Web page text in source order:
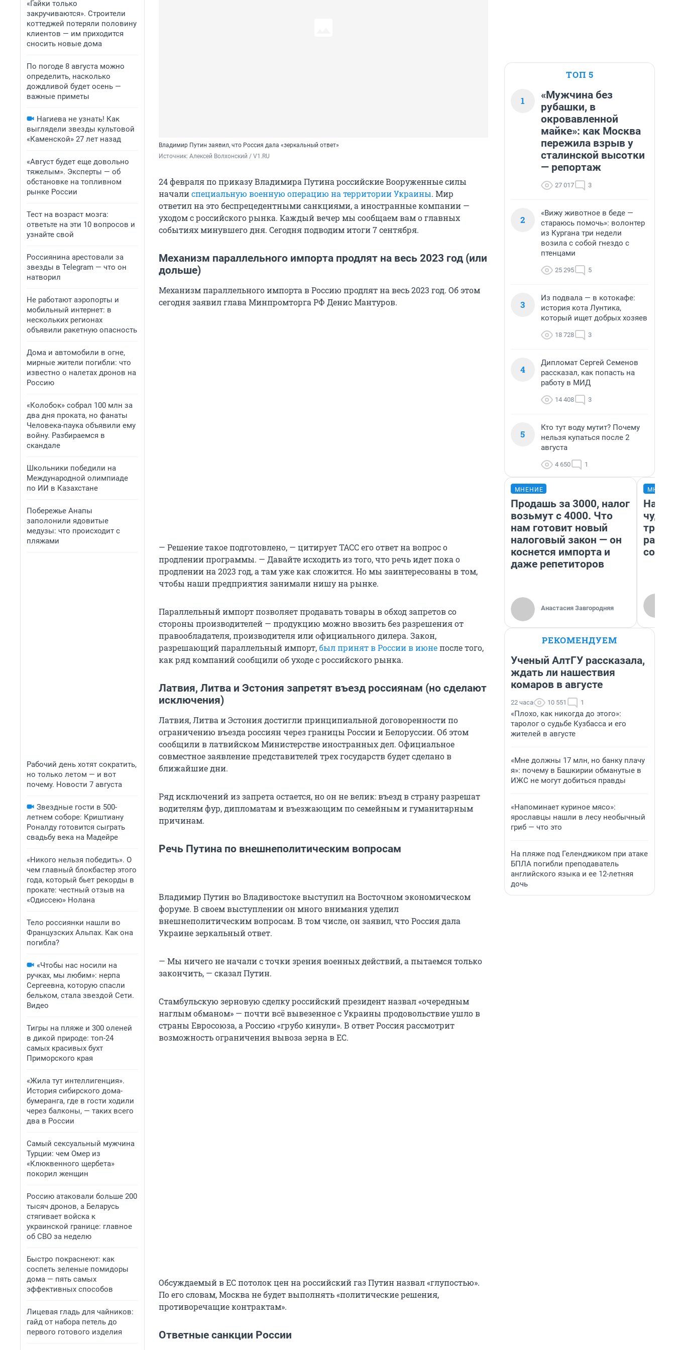
«Гайки только
закручиваются». Строители
коттеджей потеряли половину
клиентов — им приходится
сносить новые дома
По погоде 8 августа можно
определить, насколько
дождливой будет осень —
важные приметы
Нагиева не узнать! Как
выглядели звезды культовой
«Каменской» 27 лет назад
«Август будет еще довольно
тяжелым». Эксперты — об
обстановке на топливном
рынке России
Тест на возраст мозга:
ответьте на эти 10 вопросов и
узнайте свой
Россиянина арестовали за
звезды в Telegram — что он
натворил
Не работают аэропорты и
мобильный интернет: в
нескольких регионах
объявили ракетную опасность
Дома и автомобили в огне,
мирные жители погибли: что
известно о налетах дронов на
Россию
«Колобок» собрал 100 млн за
два дня проката, но фанаты
Человека-паука объявили ему
войну. Разбираемся в
скандале
Школьники победили на
Международной олимпиаде
по ИИ в Казахстане
Побережье Анапы
заполонили ядовитые
медузы: что происходит с
пляжами
Рабочий день хотят сократить,
но только летом — и вот
почему. Новости 7 августа
Звездные гости в 500-
летнем соборе: Криштиану
Роналду готовится сыграть
свадьбу века на Мадейре
«Никого нельзя победить». О
чем главный блокбастер этого
года, который бьет рекорды в
прокате: честный отзыв на
«Одиссею» Нолана
Тело россиянки нашли во
Французских Альпах. Как она
погибла?
«Чтобы нас носили на
ручках, мы любим»: нерпа
Сергеевна, которую спасли
бельком, стала звездой Сети.
Видео
Тигры на пляже и 300 оленей
в дикой природе: топ-24
самых красивых бухт
Приморского края
«Жила тут интеллигенция».
История сибирского дома-
бумеранга, где в гости ходили
через балконы, — таких всего
два в России
Самый сексуальный мужчина
Турции: чем Омер из
«Клюквенного щербета»
покорил женщин
Россию атаковали больше 200
тысяч дронов, а Беларусь
стягивает войска к
украинской границе: главное
об СВО за неделю
Быстро покраснеют: как
соспеть зеленые помидоры
дома — пять самых
эффективных способов
Лицевая гладь для чайников:
гайд от набора петель до
первого готового изделия
Владимир Путин заявил, что Россия дала «зеркальный ответ»
Источник: Алексей Волхонский / V1.RU
24 февраля по приказу Владимира Путина российские Вооруженные силы
началиспециальную военную операцию на территории Украины. Мир
ответил на это беспрецедентными санкциями, а иностранные компании —
уходом с российского рынка. Каждый вечер мы сообщаем вам о главных
событиях минувшего дня. Сегодня подводим итоги 7 сентября.
Механизм параллельного импорта продлят на весь 2023 год (или
дольше)
Механизм параллельного импорта в Россию продлят на весь 2023 год. Об этом
сегодня заявил глава Минпромторга РФ Денис Мантуров.
— Решение такое подготовлено, — цитирует ТАСС его ответ на вопрос о
продлении программы. — Давайте исходить из того, что речь идет пока о
продлении на 2023 год, а там уже как сложится. Но мы заинтересованы в том,
чтобы наши предприятия занимали нишу на рынке.
Параллельный импорт позволяет продавать товары в обход запретов со
стороны производителей — продукцию можно ввозить без разрешения от
правообладателя, производителя или официального дилера. Закон,
разрешающий параллельный импорт,был принят в России в июнепосле того,
как ряд компаний сообщили об уходе с российского рынка.
Латвия, Литва и Эстония запретят въезд россиянам (но сделают
исключения)
Латвия, Литва и Эстония достигли принципиальной договоренности по
ограничению въезда россиян через границы России и Белоруссии. Об этом
сообщили в латвийском Министерстве иностранных дел. Официальное
совместное заявление представителей трех государств будет сделано в
ближайшие дни.
Ряд исключений из запрета остается, но он не велик: въезд в страну разрешат
водителям фур, дипломатам и въезжающим по семейным и гуманитарным
причинам.
Речь Путина по внешнеполитическим вопросам
Владимир Путин во Владивостоке выступил на Восточном экономическом
форуме. В своем выступлении он много внимания уделил
внешнеполитическим вопросам. В том числе, он заявил, что Россия дала
Украине зеркальный ответ.
— Мы ничего не начали с точки зрения военных действий, а пытаемся только
закончить, — сказал Путин.
Стамбульскую зерновую сделку российский президент назвал «очередным
наглым обманом» — почти всё вывезенное с Украины продовольствие ушло в
страны Евросоюза, а Россию «грубо кинули». В ответ Россия рассмотрит
возможность ограничения вывоза зерна в ЕС.
Обсуждаемый в ЕС потолок цен на российский газ Путин назвал «глупостью».
По его словам, Москва не будет выполнять «политические решения,
противоречащие контрактам».
Ответные санкции России
ТОП 5
1
«Мужчина без
рубашки, в
окровавленной
майке»: как Москва
пережила взрыв у
сталинской высотки
— репортаж
27 017 3
2
«Вижу животное в беде —
стараюсь помочь»: волонтер
из Кургана три недели
возила с собой гнездо с
птенцами
25 295 5
3
Из подвала — в котокафе:
история кота Лунтика,
который ищет добрых хозяев
18 728 3
4
Дипломат Сергей Семенов
рассказал, как попасть на
работу в МИД
14 408 3
5
Кто тут воду мутит? Почему
нельзя купаться после 2
августа
4 650 1
МНЕНИЕ
Продашь за 3000, налог
возьмут с 4000. Что
нам готовит новый
налоговый закон — он
коснется импорта и
даже репетиторов
Анастасия Завгородняя
РЕКОМЕНДУЕМ
Ученый АлтГУ рассказала,
ждать ли нашествия
комаров в августе
22 часа 10 551 1
«Плохо, как никогда до этого»:
таролог о судьбе Кузбасса и его
жителей в августе
«Мне должны 17 млн, но банку плачу
я»: почему в Башкирии обманутые в
ИЖС не могут добиться правды
«Напоминает куриное мясо»:
ярославцы нашли в лесу необычный
гриб — что это
На пляже под Геленджиком при атаке
БПЛА погибли преподаватель
английского языка и ее 12-летняя
дочь